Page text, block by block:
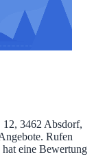
3462 Absdorf,
Rufen
eine Bewertung